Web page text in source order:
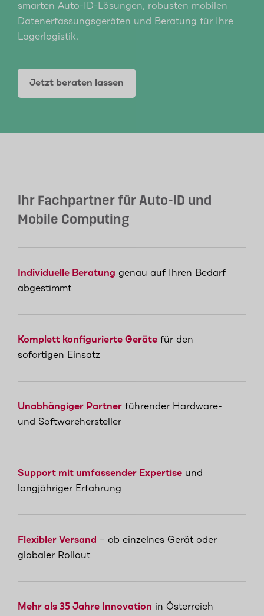
smarten Auto-ID-Lösungen, robusten mobilen
Datenerfassungsgeräten und Beratung für Ihre
Lagerlogistik.
Jetzt beraten lassen
Ihr Fachpartner für Auto-ID und
Mobile Computing
Individuelle Beratung genau auf Ihren Bedarf
abgestimmt
Komplett konfigurierte Geräte für den
sofortigen Einsatz
Unabhängiger Partner führender Hardware-
und Softwarehersteller
Support mit umfassender Expertise und
langjähriger Erfahrung
Flexibler Versand – ob einzelnes Gerät oder
globaler Rollout
Mehr als 35 Jahre Innovation in Österreich